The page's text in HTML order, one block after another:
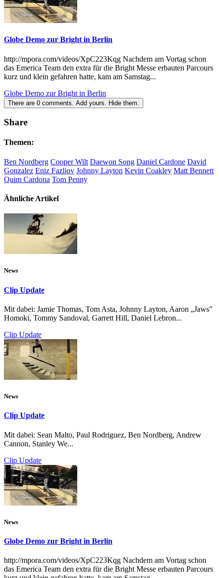
Globe Demo zur Bright in Berlin
http://mpora.com/videos/XpC223Kqg Nachdem am Vortag schon
das Emerica Team den extra für die Bright Messe erbauten Parcours
kurz und klein gefahren hatte, kam am Samstag...
Globe Demo zur Bright in Berlin
There are 0 comments. Add yours. Hide them.
Share
Themen:
Ben Nordberg Cooper Wilt Daewon Song Daniel Cardone David
Gonzalez Eniz Fazliov Johnny Layton Kevin Coakley Matt Bennett
Quim Cardona Tom Penny
Ähnliche Artikel
News
Clip Update
Mit dabei: Jamie Thomas, Tom Asta, Johnny Layton, Aaron „Jaws"
Homoki, Tommy Sandoval, Garrett Hill, Daniel Lebron...
Clip Update
News
Clip Update
Mit dabei: Sean Malto, Paul Rodriguez, Ben Nordberg, Andrew
Cannon, Stanley We...
Clip Update
News
Globe Demo zur Bright in Berlin
http://mpora.com/videos/XpC223Kqg Nachdem am Vortag schon
das Emerica Team den extra für die Bright Messe erbauten Parcours